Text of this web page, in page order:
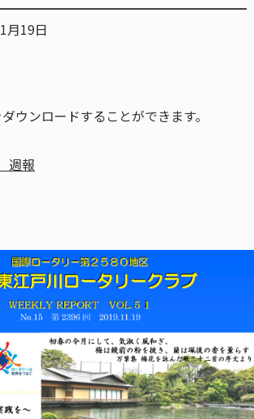
月19日
ウンロードすることができます。
週報